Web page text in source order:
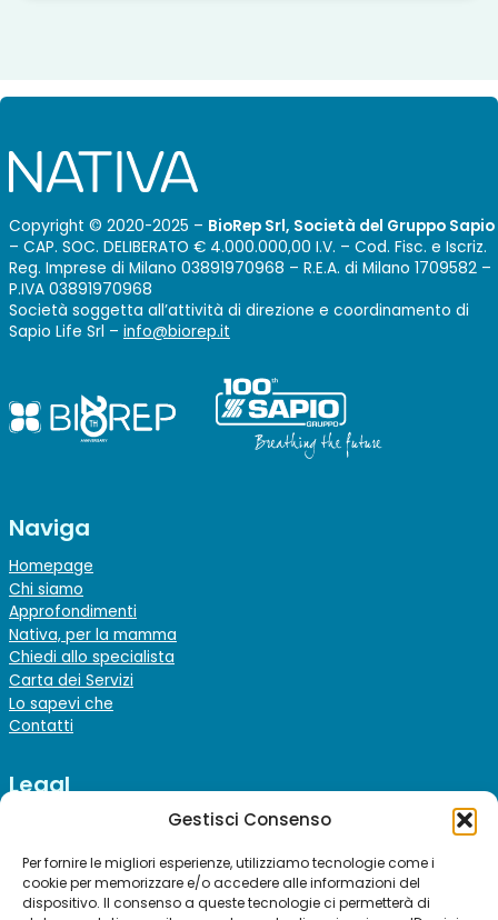
Gestisci Consenso
Per fornire le migliori esperienze, utilizziamo tecnologie come i
cookie per memorizzare e/o accedere alle informazioni del
dispositivo. Il consenso a queste tecnologie ci permetterà di
Copyright © 2020-2025 – BioRep Srl, Società del Gruppo Sapio
– CAP. SOC. DELIBERATO € 4.000.000,00 I.V. – Cod. Fisc. e Iscriz.
Reg. Imprese di Milano 03891970968 – R.E.A. di Milano 1709582 –
P.IVA 03891970968
Società soggetta all’attività di direzione e coordinamento di
Sapio Life Srl – info@biorep.it
Naviga
Homepage
Chi siamo
Approfondimenti
Nativa, per la mamma
Chiedi allo specialista
Carta dei Servizi
Lo sapevi che
Contatti
Legal
Cookie policy